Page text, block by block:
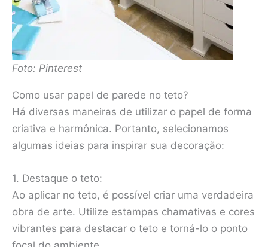
Foto: Pinterest
Como usar papel de parede no teto?
Há diversas maneiras de utilizar o papel de forma
criativa e harmônica. Portanto, selecionamos
algumas ideias para inspirar sua decoração:
1. Destaque o teto:
Ao aplicar no teto, é possível criar uma verdadeira
obra de arte. Utilize estampas chamativas e cores
vibrantes para destacar o teto e torná-lo o ponto